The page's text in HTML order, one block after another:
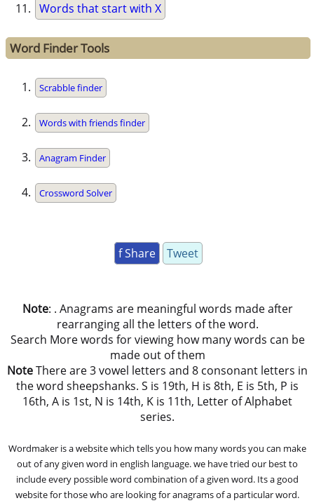
Words that start with X
Word Finder Tools
Scrabble finder
Words with friends finder
Anagram Finder
Crossword Solver
f Share Tweet
Note: . Anagrams are meaningful words made after
rearranging all the letters of the word.
Search More words for viewing how many words can be
made out of them
NoteThere are 3 vowel letters and 8 consonant letters in
the word sheepshanks. S is 19th, H is 8th, E is 5th, P is
16th, A is 1st, N is 14th, K is 11th, Letter of Alphabet
series.
Wordmaker is a website which tells you how many words you can make
out of any given word in english language. we have tried our best to
include every possible word combination of a given word. Its a good
website for those who are looking for anagrams of a particular word.